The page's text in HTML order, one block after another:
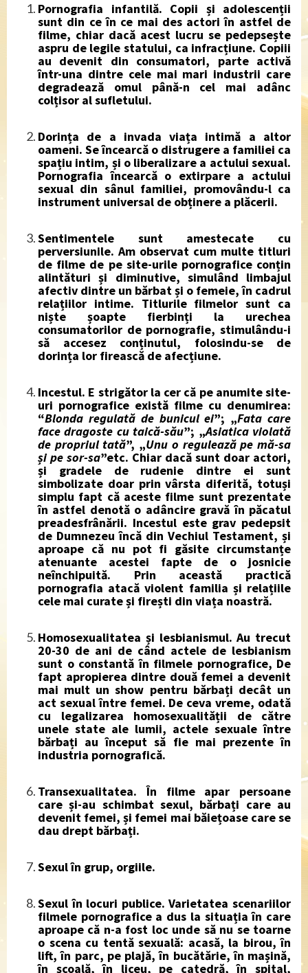
Pornografia infantilă. Copii și adolescenții
sunt din ce în ce mai des actori în astfel de
filme, chiar dacă acest lucru se pedepsește
aspru de legile statului, ca infracțiune. Copiii
au devenit din consumatori, parte activă
într-una dintre cele mai mari industrii care
degradează omul până-n cel mai adânc
colțisor al sufletului.
Dorința de a invada viața intimă a altor
oameni. Se încearcă o distrugere a familiei ca
spațiu intim, și o liberalizare a actului sexual.
Pornografia încearcă o extirpare a actului
sexual din sânul familiei, promovându-l ca
instrument universal de obținere a plăcerii.
Sentimentele sunt amestecate cu
perversiunile. Am observat cum multe titluri
de filme de pe site-urile pornografice conțin
alintături și diminutive, simulând limbajul
afectiv dintre un bărbat și o femeie, în cadrul
relațiilor intime. Titlurile filmelor sunt ca
niște șoapte fierbinți la urechea
consumatorilor de pornografie, stimulându-i
să accesez conținutul, folosindu-se de
dorința lor firească de afecțiune.
Incestul. E strigător la cer că pe anumite site-
uri pornografice există filme cu denumirea:
“Blonda regulată de bunicul ei”; „Fata care
face dragoste cu taică-său”; „Asiatica violată
de propriul tată”, „Unu o regulează pe mă-sa
și pe sor-sa”etc. Chiar dacă sunt doar actori,
și gradele de rudenie dintre ei sunt
simbolizate doar prin vârsta diferită, totuși
simplu fapt că aceste filme sunt prezentate
în astfel denotă o adâncire gravă în păcatul
preadesfrânării. Incestul este grav pedepsit
de Dumnezeu încă din Vechiul Testament, și
aproape că nu pot fi găsite circumstanțe
atenuante acestei fapte de o josnicie
neînchipuită. Prin această practică
pornografia atacă violent familia și relațiile
cele mai curate și firești din viața noastră.
Homosexualitatea și lesbianismul. Au trecut
20-30 de ani de când actele de lesbianism
sunt o constantă în filmele pornografice, De
fapt apropierea dintre două femei a devenit
mai mult un show pentru bărbați decât un
act sexual între femei. De ceva vreme, odată
cu legalizarea homosexualității de către
unele state ale lumii, actele sexuale între
bărbați au început să fie mai prezente în
industria pornografică.
Transexualitatea. În filme apar persoane
care și-au schimbat sexul, bărbați care au
devenit femei, și femei mai băiețoase care se
dau drept bărbați.
Sexul în grup, orgiile.
Sexul în locuri publice.Varietatea scenariilor
filmele pornografice a dus la situația în care
aproape că n-a fost loc unde să nu se toarne
o scena cu tentă sexuală: acasă, la birou, în
lift, în parc, pe plajă, în bucătărie, în mașină,
în școală, în liceu, pe catedră, în spital,